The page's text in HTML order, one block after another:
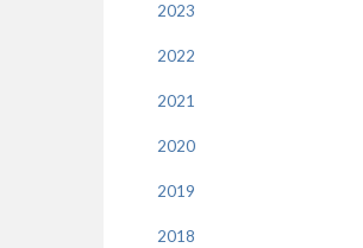
2023
2022
2021
2020
2019
2018